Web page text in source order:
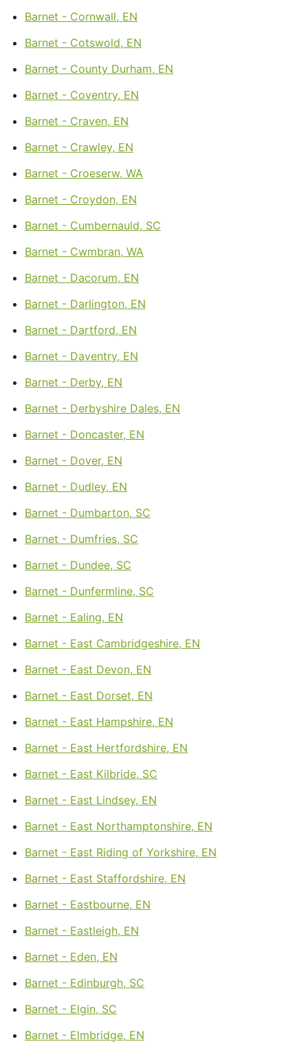
Barnet - Cornwall, EN
Barnet - Cotswold, EN
Barnet - County Durham, EN
Barnet - Coventry, EN
Barnet - Craven, EN
Barnet - Crawley, EN
Barnet - Croeserw, WA
Barnet - Croydon, EN
Barnet - Cumbernauld, SC
Barnet - Cwmbran, WA
Barnet - Dacorum, EN
Barnet - Darlington, EN
Barnet - Dartford, EN
Barnet - Daventry, EN
Barnet - Derby, EN
Barnet - Derbyshire Dales, EN
Barnet - Doncaster, EN
Barnet - Dover, EN
Barnet - Dudley, EN
Barnet - Dumbarton, SC
Barnet - Dumfries, SC
Barnet - Dundee, SC
Barnet - Dunfermline, SC
Barnet - Ealing, EN
Barnet - East Cambridgeshire, EN
Barnet - East Devon, EN
Barnet - East Dorset, EN
Barnet - East Hampshire, EN
Barnet - East Hertfordshire, EN
Barnet - East Kilbride, SC
Barnet - East Lindsey, EN
Barnet - East Northamptonshire, EN
Barnet - East Riding of Yorkshire, EN
Barnet - East Staffordshire, EN
Barnet - Eastbourne, EN
Barnet - Eastleigh, EN
Barnet - Eden, EN
Barnet - Edinburgh, SC
Barnet - Elgin, SC
Barnet - Elmbridge, EN